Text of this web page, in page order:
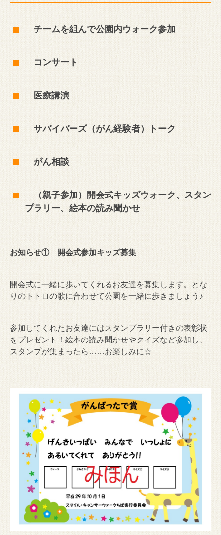
チームを組んで公園内ウォーク参加
コンサート
医療講演
サバイバーズ（がん経験者）トーク
がん相談
（親子参加）開会式キッズウォーク、スタン
プラリー、絵本の読み聞かせ
お知らせ① 開会式参加キッズ募集
開会式に一緒に歩いてくれるお友達を募集します。とな
りのトトロの歌に合わせて公園を一緒に歩きましょう♪
参加してくれたお友達にはスタンプラリー付きの表彰状
をプレゼント！絵本の読み聞かせやクイズなど参加し、
スタンプが集まったら……お楽しみに☆